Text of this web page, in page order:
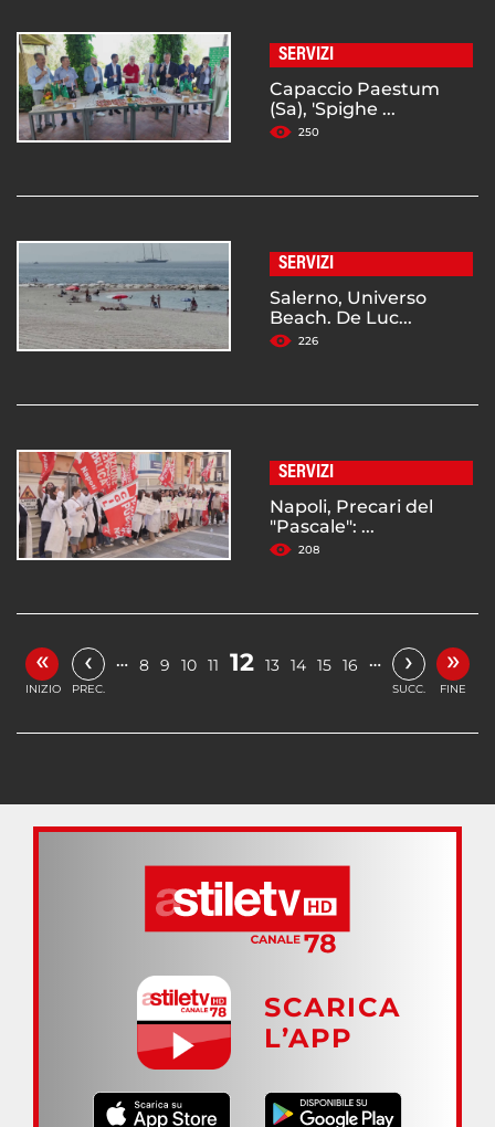
SERVIZI
Capaccio Paestum
(Sa), 'Spighe ...
250
SERVIZI
Salerno, Universo
Beach. De Luc...
226
SERVIZI
Napoli, Precari del
"Pascale": ...
208
«
INIZIO
‹
PREC.
… 8 9 10 11 12 13 14 15 16 … ›
SUCC.
»
FINE
SCARICA
L’APP